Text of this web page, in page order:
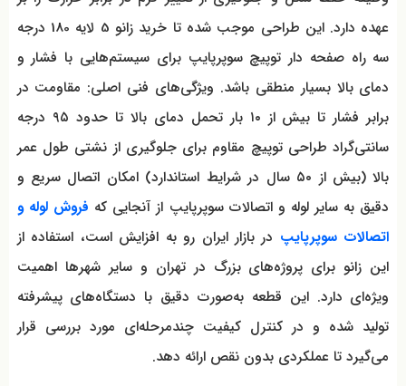
عهده دارد. این طراحی موجب شده تا خرید زانو 5 لایه 180 درجه
سه راه صفحه دار توپیچ سوپرپایپ برای سیستم‌هایی با فشار و
دمای بالا بسیار منطقی باشد. ویژگی‌های فنی اصلی: مقاومت در
برابر فشار تا بیش از ۱۰ بار تحمل دمای بالا تا حدود ۹۵ درجه
سانتی‌گراد طراحی توپیچ مقاوم برای جلوگیری از نشتی طول عمر
بالا (بیش از ۵۰ سال در شرایط استاندارد) امکان اتصال سریع و
دقیق به سایر لوله و اتصالات سوپرپایپ از آنجایی که فروش لوله و
اتصالات سوپرپایپ در بازار ایران رو به افزایش است، استفاده از
این زانو برای پروژه‌های بزرگ در تهران و سایر شهرها اهمیت
ویژه‌ای دارد. این قطعه به‌صورت دقیق با دستگاه‌های پیشرفته
تولید شده و در کنترل کیفیت چندمرحله‌ای مورد بررسی قرار
می‌گیرد تا عملکردی بدون نقص ارائه دهد.